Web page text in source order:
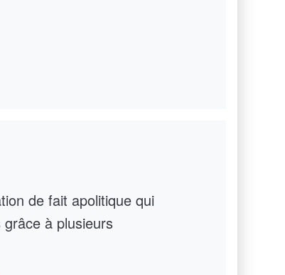
de fait apolitique qui
à plusieurs